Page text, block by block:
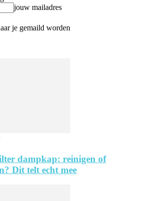
jouw mailadres
je gemaild worden
dampkap: reinigen of
Dit telt echt mee